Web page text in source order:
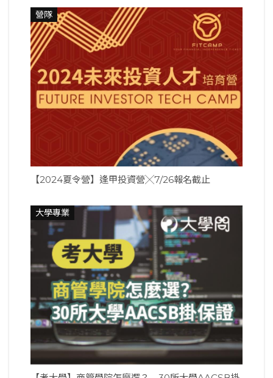
營隊
【2024夏令營】逢甲投資營╳7/26報名截止
大學專業